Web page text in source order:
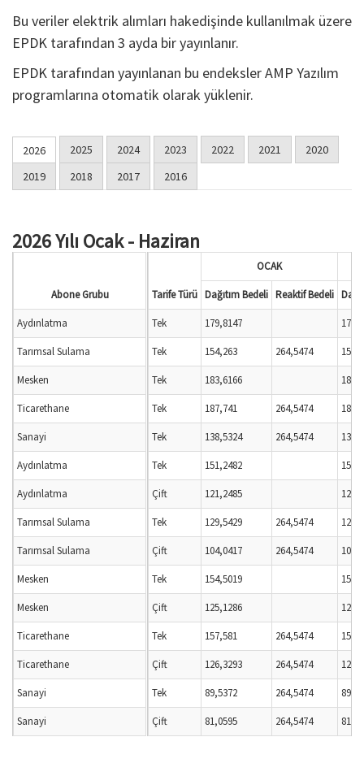
Bu veriler elektrik alımları hakedişinde kullanılmak üzere
EPDK tarafından 3 ayda bir yayınlanır.
EPDK tarafından yayınlanan bu endeksler AMP Yazılım
programlarına otomatik olarak yüklenir.
2026 2025 2024 2023 2022 2021
2020
2019
2018 2017 2016
2026 Yılı Ocak - Haziran
OCAK
Tarife Türü Dağıtım Bedeli Reaktif Bedeli
Tek 179,8147
Tek 154,263 264,5474
Tek 183,6166
Tek 187,741 264,5474
Tek 138,5324 264,5474
Tek 151,2482
Çift 121,2485
Tek 129,5429 264,5474
Çift 104,0417 264,5474
Tek 154,5019
Çift 125,1286
Tek 157,581 264,5474
Çift 126,3293 264,5474
Tek 89,5372 264,5474
Çift 81,0595 264,5474
Abone Grubu
Aydınlatma
Tarımsal Sulama
Mesken
Ticarethane
Sanayi
Aydınlatma
Aydınlatma
Tarımsal Sulama
Tarımsal Sulama
Mesken
Mesken
Ticarethane
Ticarethane
Sanayi
Sanayi